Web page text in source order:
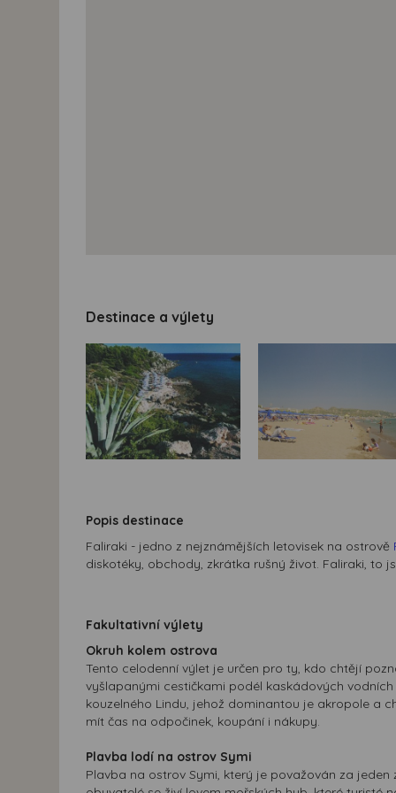
Destinace a výlety
Popis destinace
Faliraki - jedno z nejznámějších letovisek na ostrově
diskotéky, obchody, zkrátka rušný život. Faliraki,
Fakultativní výlety
Okruh kolem ostrova
Tento celodenní výlet je určen pro ty, kdo chtějí
vyšlapanými cestičkami podél kaskádových
kouzelného Lindu, jehož dominantou je akropole a
mít čas na odpočinek, koupání i nákupy.
Plavba lodí na ostrov Symi
Plavba na ostrov Symi, který je považován za jeden